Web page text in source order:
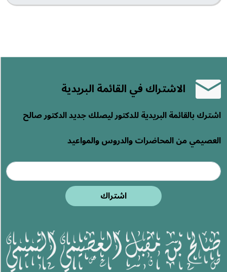
الاشتراك في القائمة البريدية
اشترك بالقائمة البريدية للدكتور ليصلك جديد الدكتور صالح
العصيمي من المحاضرات والدروس والمواعيد
اشتراك